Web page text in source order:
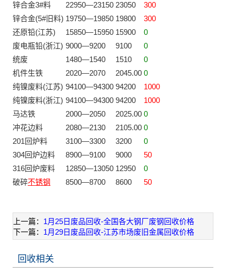
锌合金3#料
22950—23150 23050
300
锌合金(5#旧料) 19750—19850 19800
300
还原铅(江苏)
15850—15950 15900
0
废电瓶铅(浙江) 9000—9200 9100
0
统废
1480—1540 1510
0
机件生铁
2020—2070 2045.00 0
纯镍废料(江苏) 94100—94300 94200
1000
纯镍废料(浙江) 94100—94300 94200
1000
马达铁
2000—2050 2025.00 0
冲花边料
2080—2130 2105.00 0
201回炉料
3100—3300 3200
0
304回炉边料
8900—9100 9000
50
316回炉废料
12850—13050 12950
0
破碎不锈钢 8500—8700 8600 50
上一篇： 1月25日废品回收-全国各大钢厂废钢回收价格
下一篇： 1月29日废品回收-江苏市场废旧金属回收价格
回收相关